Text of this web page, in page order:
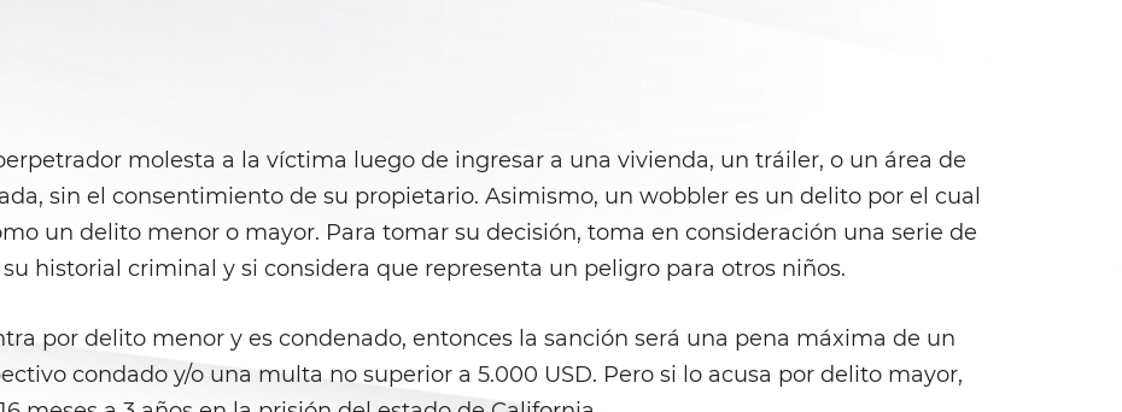
molesta a la víctima luego de ingresar a una vivienda, un tráiler, o un área de
sin el consentimiento de su propietario. Asimismo, un wobbler es un delito por el cual
un delito menor o mayor. Para tomar su decisión, toma en consideración una serie de
historial criminal y si considera que representa un peligro para otros niños.
por delito menor y es condenado, entonces la sanción será una pena máxima de un
condado y/o una multa no superior a 5.000 USD. Pero si lo acusa por delito mayor,